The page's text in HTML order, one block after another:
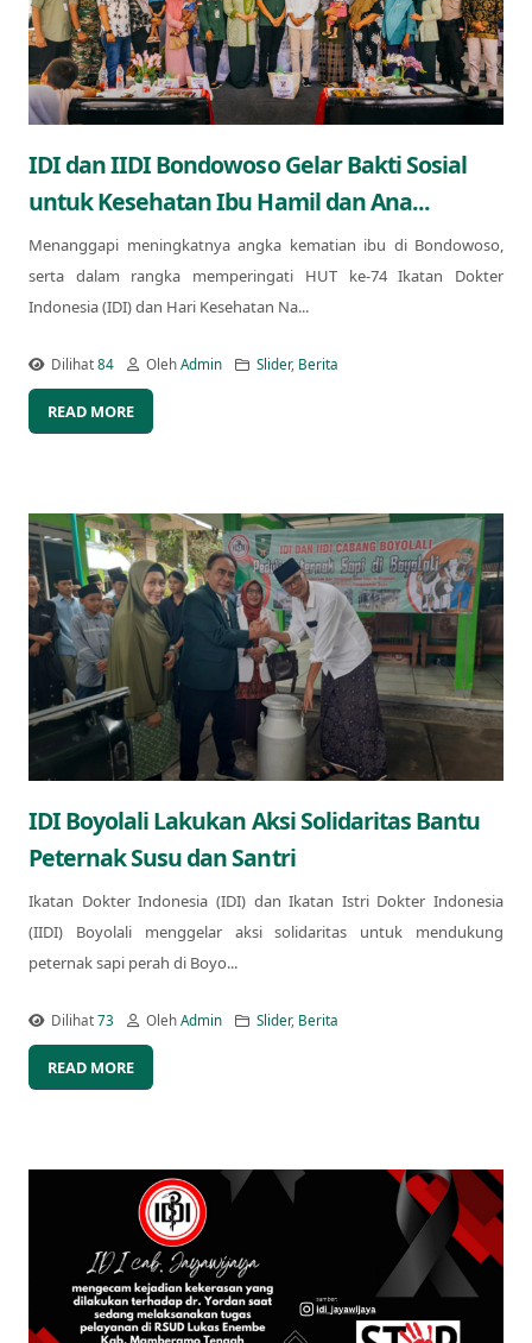
IDI dan IIDI Bondowoso Gelar Bakti Sosial
untuk Kesehatan Ibu Hamil dan Ana...
Menanggapi meningkatnya angka kematian ibu di Bondowoso,
serta dalam rangka memperingati HUT ke-74 Ikatan Dokter
Indonesia (IDI) dan Hari Kesehatan Na...
Dilihat84 OlehAdmin Slider, Berita
READ MORE
IDI Boyolali Lakukan Aksi Solidaritas Bantu
Peternak Susu dan Santri
Ikatan Dokter Indonesia (IDI) dan Ikatan Istri Dokter Indonesia
(IIDI) Boyolali menggelar aksi solidaritas untuk mendukung
peternak sapi perah di Boyo...
Dilihat73 OlehAdmin Slider, Berita
READ MORE